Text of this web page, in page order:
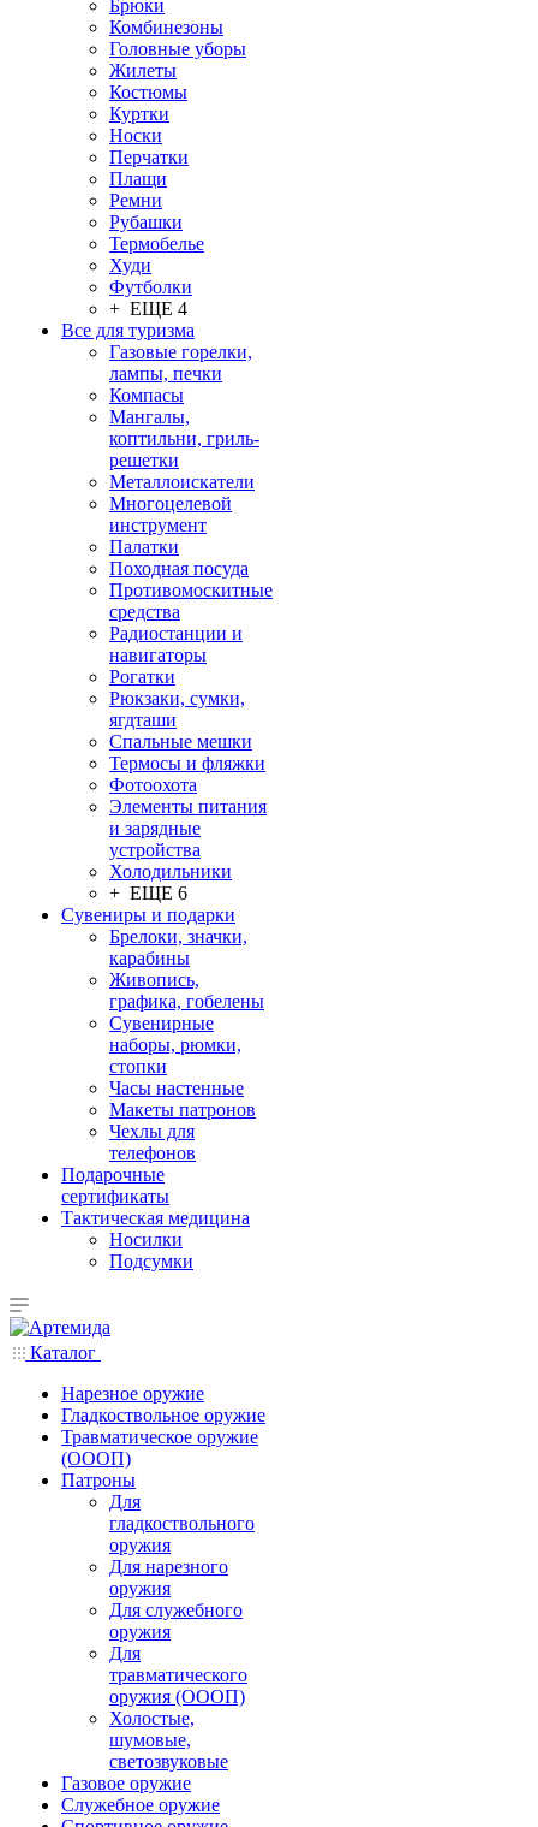
Брюки
Комбинезоны
Головные уборы
Жилеты
Костюмы
Куртки
Носки
Перчатки
Плащи
Ремни
Рубашки
Термобелье
Худи
Футболки
+ ЕЩЕ 4
Все для туризма
Газовые горелки,
лампы, печки
Компасы
Мангалы,
коптильни, гриль-
решетки
Металлоискатели
Многоцелевой
инструмент
Палатки
Походная посуда
Противомоскитные
средства
Радиостанции и
навигаторы
Рогатки
Рюкзаки, сумки,
ягдташи
Спальные мешки
Термосы и фляжки
Фотоохота
Элементы питания
и зарядные
устройства
Холодильники
+ ЕЩЕ 6
Сувениры и подарки
Брелоки, значки,
карабины
Живопись,
графика, гобелены
Сувенирные
наборы, рюмки,
стопки
Часы настенные
Макеты патронов
Чехлы для
телефонов
Подарочные
сертификаты
Тактическая медицина
Носилки
Подсумки
Каталог
Нарезное оружие
Гладкоствольное оружие
Травматическое оружие
(ОООП)
Патроны
Для
гладкоствольного
оружия
Для нарезного
оружия
Для служебного
оружия
Для
травматического
оружия (ОООП)
Холостые,
шумовые,
светозвуковые
Газовое оружие
Служебное оружие